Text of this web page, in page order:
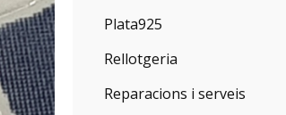
Plata925
Rellotgeria
Reparacions i serveis